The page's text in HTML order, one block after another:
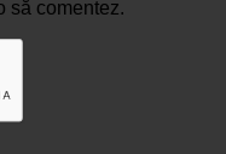
să comentez.